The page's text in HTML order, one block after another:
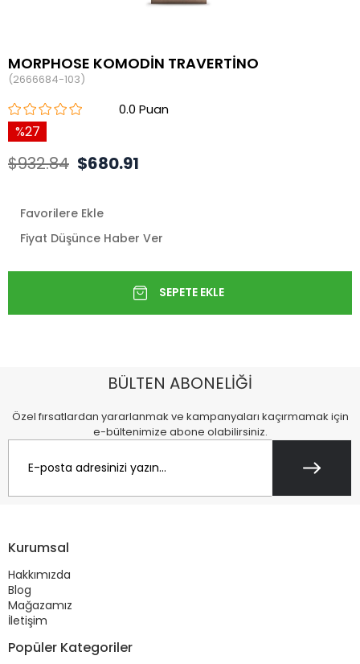
MORPHOSE KOMODİN TRAVERTİNO
(2666684-103)
0.0
27
$932.84 $680.91
Favorilere Ekle
Fiyat Düşünce Haber Ver
BÜLTEN ABONELİĞİ
Özel fırsatlardan yararlanmak ve kampanyaları kaçırmamak için
e-bültenimize abone olabilirsiniz.
Kurumsal
Hakkımızda
Blog
Mağazamız
İletişim
Popüler Kategoriler